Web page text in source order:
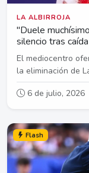
LA ALBIRROJA
"Duele
silencio tras
El mediocentro
la eliminación de
6 de julio, 2026
Flash